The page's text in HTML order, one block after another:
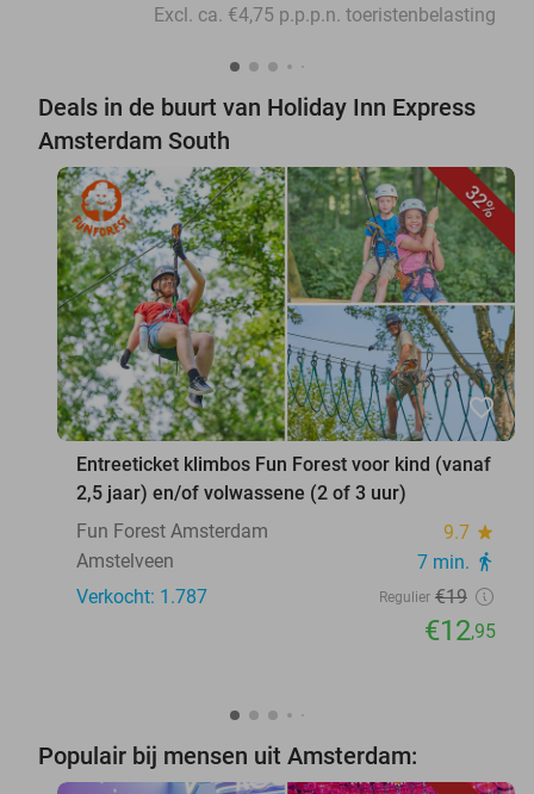
Excl. ca. €4,75 p.p.p.n. toeristenbelasting
Deals in de buurt van Holiday Inn Express
Amsterdam South
32%
favorite_border
Entreeticket klimbos Fun Forest voor kind (vanaf
2,5 jaar) en/of volwassene (2 of 3 uur)
Fun Forest Amsterdam
9.7 star
Amstelveen 7 min. directions_walk
Verkocht: 1.787 Regulier €19
€12,95
Populair bij mensen uit Amsterdam: